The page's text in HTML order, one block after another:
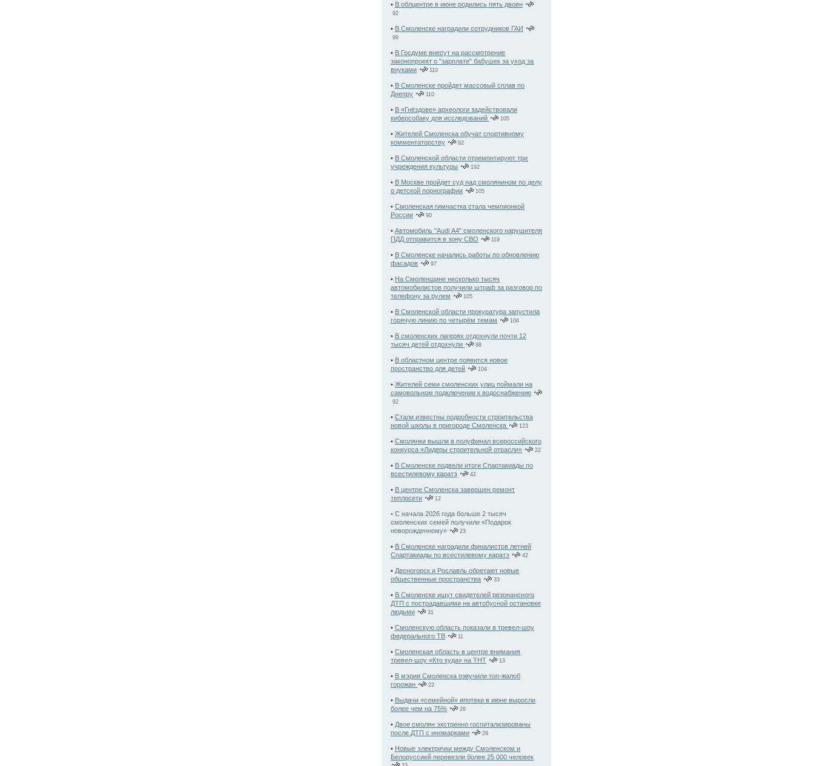
• В облцентре в июне родились пять двоен
92
• В Смоленске наградили сотрудников ГАИ
99
• В Госдуме внесут на рассмотрение
законопроект о "зарплате" бабушек за уход за
внуками
110
• В Смоленске пройдет массовый сплав по
Днепру
110
• В «Гнёздове» археологи задействовали
киберсобаку для исследований
105
• Жителей Смоленска обучат спортивному
комментаторству
92
• В Смоленской области отремонтируют три
учреждения культуры
192
• В Москве пройдет суд над смолянином по делу
о детской порнографии
105
• Смоленская гимнастка стала чемпионкой
России
90
• Автомобиль "Audi А4" смоленского нарушителя
ПДД отправится в зону СВО
119
• В Смоленске начались работы по обновлению
фасадов
97
• На Смоленщине несколько тысяч
автомобилистов получили штраф за разговор по
телефону за рулем
105
• В Смоленской области прокуратура запустила
горячую линию по четырём темам
104
• В смоленских лагерях отдохнули почти 12
тысяч детей отдохнули
88
• В областном центре появится новое
пространство для детей
104
• Жителей семи смоленских улиц поймали на
самовольном подключении к водоснабжению
92
• Стали известны подробности строительства
новой школы в пригороде Смоленска
123
• Смолянки вышли в полуфинал всероссийского
конкурса «Лидеры строительной отрасли»
22
• В Смоленске подвели итоги Спартакиады по
всестилевому каратэ
42
• В центре Смоленска завершен ремонт
теплосети
12
• С начала 2026 года больше 2 тысяч
смоленских семей получили «Подарок
новорожденному»
23
• В Смоленске наградили финалистов летней
Спартакиады по всестилевому каратэ
42
• Десногорск и Рославль обретают новые
общественные пространства
33
• В Смоленске ищут свидетелей резонансного
ДТП с пострадавшими на автобусной остановке
людьми
31
• Смоленскую область показали в тревел-шоу
федерального ТВ
11
• Смоленская область в центре внимания
тревел-шоу «Кто куда» на ТНТ
13
• В мэрии Смоленска озвучили топ-жалоб
горожан
22
• Выдачи «семейной» ипотеки в июне выросли
более чем на 75%
28
• Двое смолян экстренно госпитализированы
после ДТП с иномарками
29
• Новые электрички между Смоленском и
Белоруссией перевезли более 25 000 человек